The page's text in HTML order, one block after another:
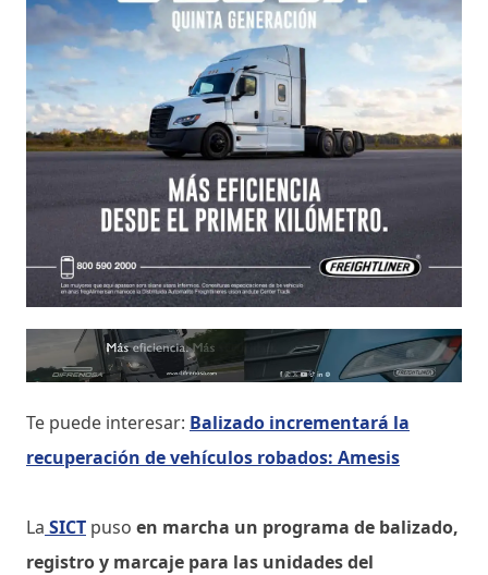
Te puede interesar: Balizado incrementará la
recuperación de vehículos robados: Amesis
La SICT puso en marcha un programa de balizado,
registro y marcaje para las unidades del